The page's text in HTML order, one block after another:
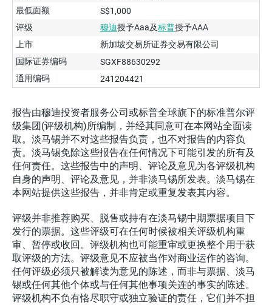
最低面额
S$1,000
评级
穆迪授予Aaa及标普授予AAA
上市
新加坡交易所证券交易有限公司
国际证券编码
SGXF88630292
通用编码
241204421
报告由穆迪投资者服务公司或标普全球旗下的标准普尔评
级集团(评级机构)所编制，并经其同意可在本网站全面读
取。淡马锡并不对这些报告负责，也不对报告的内容负
责。淡马锡免除这些报告在任何情况下可能引发的所有及
任何责任。这些报告中的声明、评论及意见为各评级机构
自身的声明、评论及意见，并非淡马锡所发表。淡马锡在
本网站提供这些报告，并非肯定或重复发表其内容。
评级并非推荐购买、脱售或持有在淡马锡中期票据项目下
发行的票据。这些评级可在任何时候被相关评级机构重
审、暂停或收回。评级机构也可能重审或更换整个用于获
取评级的方法。评级意见不应被当作对商业运作的咨询。
任何评级必须只被解读为意见的陈述，而非与票据、淡马
锡或任何其他个体或与任何其他事项关连的事实的陈述。
评级机构不负有恪尽职守或独立验证的责任，它们并不担